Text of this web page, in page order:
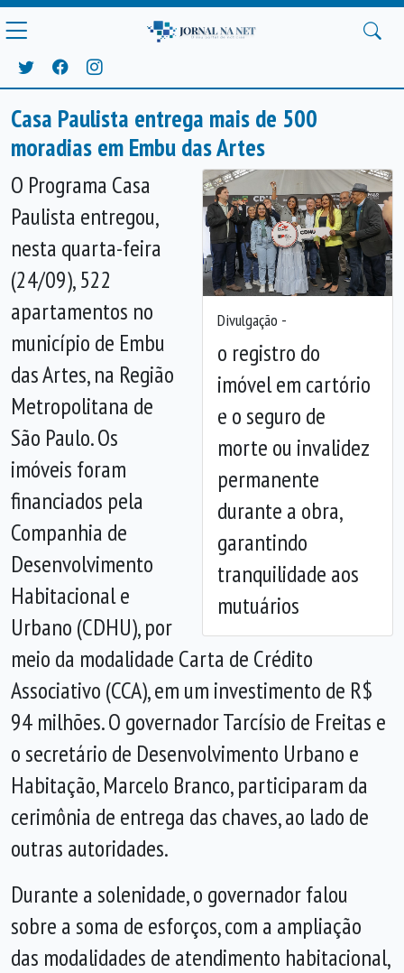
Casa Paulista entrega mais de 500
moradias em Embu das Artes
Divulgação -
o registro do
imóvel em cartório
e o seguro de
morte ou invalidez
permanente
durante a obra,
garantindo
tranquilidade aos
mutuários
Anterior
O Programa Casa
Paulista entregou,
nesta quarta-feira
(24/09), 522
apartamentos no
município de Embu
das Artes, na Região
Metropolitana de
São Paulo. Os
imóveis foram
financiados pela
Companhia de
Desenvolvimento
Habitacional e
Urbano (CDHU), por
meio da modalidade Carta de Crédito
Associativo (CCA), em um investimento de R$
94 milhões. O governador Tarcísio de Freitas e
o secretário de Desenvolvimento Urbano e
Habitação, Marcelo Branco, participaram da
cerimônia de entrega das chaves, ao lado de
outras autoridades.
Durante a solenidade, o governador falou
sobre a soma de esforços, com a ampliação
das modalidades de atendimento habitacional,